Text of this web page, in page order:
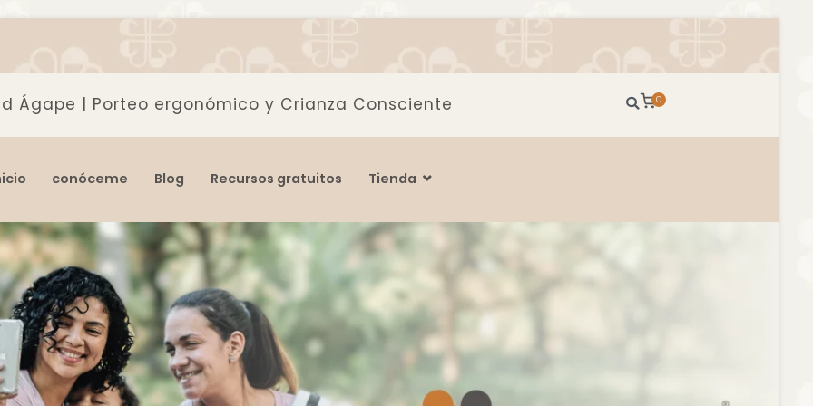
Ágape | Porteo ergonómico y Crianza Consciente
y Crianza Consciente
0
conóceme Blog Recursos gratuitos Tienda